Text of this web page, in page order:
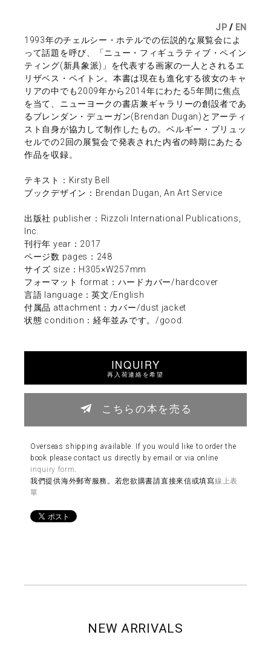
JP / EN
1993年のチェルシー・ホテルでの伝説的な展覧会によ
って話題を呼び、「ニュー・フィギュラティブ・ペイン
ティング(新具象派)」を代表する画家の一人とされるエ
リザベス・ペイトン。本書は現在も進化する彼女のキャ
リアの中でも2009年から2014年にわたる5年間に焦点
を当て、ニューヨークの書店兼ギャラリーの創設者であ
るブレンダン・デューガン(Brendan Dugan)とアーティ
スト自身が協力して制作したもの。ベルギー・ブリュッ
セルでの2回の展覧会で発表された内省の時期にあたる
作品を収録。
テキスト：Kirsty Bell
ブックデザイン：Brendan Dugan, An Art Service
出版社 publisher：Rizzoli International Publications,
Inc.
刊行年 year：2017
ページ数 pages：248
サイズ size：H305×W257mm
フォーマット format：ハードカバー/hardcover
言語 language：英文/English
付属品 attachment：カバー/dust jacket
状態 condition：経年並みです。/good.
INQUIRY
再入荷連絡を希望
こちらの本を売る
Overseas shipping available. If you would like to order the
book please contact us directly by email or via online
inquiry form
我們提供海外郵寄服務。若您欲購書請直接來信或填寫線上表
單
NEW ARRIVALS